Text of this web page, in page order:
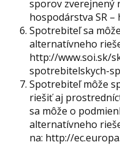
sporov zverejnený
hospodárstva SR
Spotrebiteľ sa
alternatívneho
http://www.soi.sk/
spotrebitelskych-
Spotrebiteľ môže
riešiť aj
sa môže o
alternatívneho
na: http://